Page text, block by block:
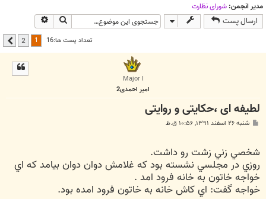
مدیر انجمن: شوراي نظارت
ارسال پست جستجو
تعداد پست ها:16 2 بعدی
Major I
امیر احمدی2
لطیفه ای ،حکایتی و روایتی
پ شنبه ۲۶ اسفند ۱۳۹۱, ۱۰:۵۶ ق.ظ
شخصي زني زشت رو داشت.
روزي در مجلسي نشسته بود كه غلامش دوان دوان بيامد كه اي
خواجه خاتون به خانه فرود امد .
خواجه گفت: اي كاش خانه به خاتون فرود امده بود.